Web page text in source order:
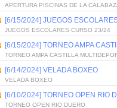
APERTURA PISCINAS DE LA
[6/15/2024] JUEGOS
JUEGOS ESCOLARES CURSO 23/24
[6/15/2024] TORNEO AMPA
TORNEO AMPA CASTILLA
[6/14/2024] VELADA BOXEO
VELADA BOXEO
[6/10/2024] TORNEO OPEN RIO
TORNEO OPEN RIO DUERO